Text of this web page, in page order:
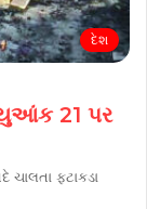
દેશ
21 પર
ચાલતા ફટાકડા